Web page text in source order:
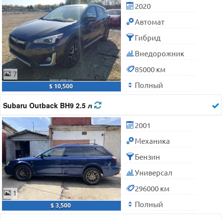
7
$ 10,500
2020
Автомат
Гибрид
Внедорожник
85000 км
Полный
Subaru Outback BH9 2.5 л
1
$ 3,500
2001
Механика
Бензин
Универсал
296000 км
Полный